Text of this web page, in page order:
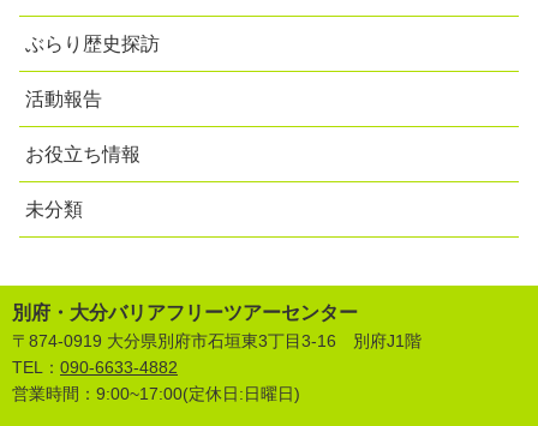
ぶらり歴史探訪
活動報告
お役立ち情報
未分類
別府・大分バリアフリーツアーセンター
〒874-0919 大分県別府市石垣東3丁目3-16 別府J1階
TEL： 090-6633-4882
営業時間：9:00~17:00(定休日:日曜日)